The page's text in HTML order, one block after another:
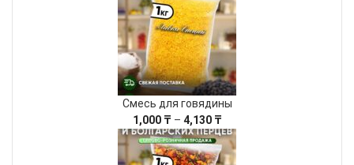
–
2,340 ₸
Смесь для говядины
1,000 ₸ – 4,130 ₸Диапазон
цен:
1,000 ₸